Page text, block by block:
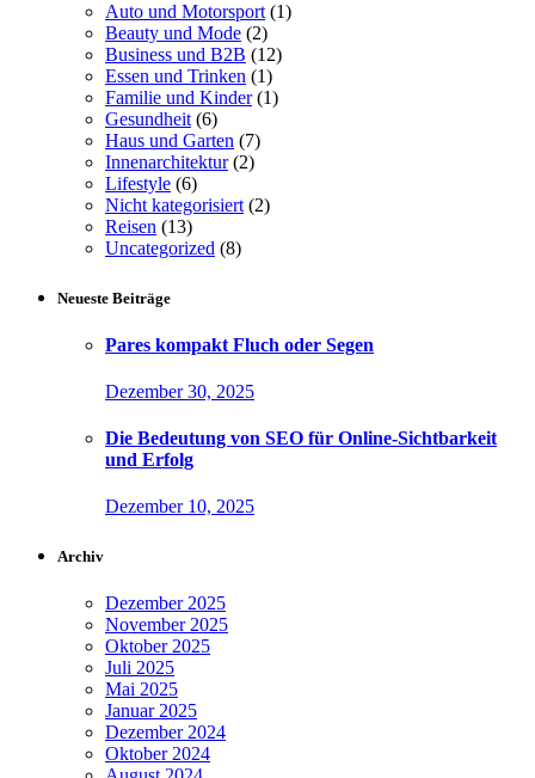
Auto und Motorsport (1)
Beauty und Mode (2)
Business und B2B (12)
Essen und Trinken (1)
Familie und Kinder(1)
Gesundheit (6)
Haus und Garten (7)
Innenarchitektur(2)
Lifestyle (6)
Nicht kategorisiert (2)
Reisen (13)
Uncategorized (8)
Neueste Beiträge
Pares kompakt Fluch oder Segen
Dezember 30, 2025
Die Bedeutung von SEO für Online-Sichtbarkeit
und Erfolg
Dezember 10, 2025
Archiv
Dezember 2025
November 2025
Oktober 2025
Juli 2025
Mai 2025
Januar 2025
Dezember 2024
Oktober 2024